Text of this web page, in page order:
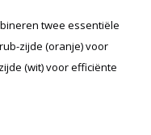
twee essentiële
zijde (oranje) voor
(wit) voor efficiënte